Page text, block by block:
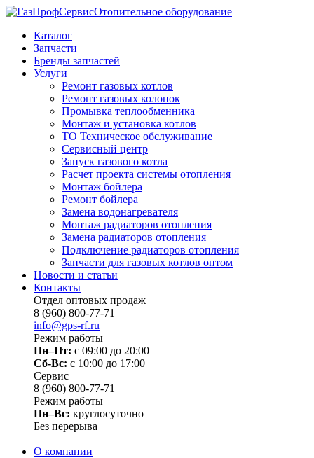
Отопительное оборудование
Каталог
Запчасти
Бренды запчастей
Услуги
Ремонт газовых котлов
Ремонт газовых колонок
Промывка теплообменника
Монтаж и установка котлов
ТО Техническое обслуживание
Сервисный центр
Запуск газового котла
Расчет проекта системы отопления
Монтаж бойлера
Ремонт бойлера
Замена водонагревателя
Монтаж радиаторов отопления
Замена радиаторов отопления
Подключение радиаторов отопления
Запчасти для газовых котлов оптом
Новости и статьи
Контакты
Отдел оптовых продаж
8 (960) 800-77-71
info@gps-rf.ru
Режим работы
Пн–Пт: с 09:00 до 20:00
Сб-Вс: c 10:00 до 17:00
Сервис
8 (960) 800-77-71
Режим работы
Пн–Вс: круглосуточно
Без перерыва
О компании